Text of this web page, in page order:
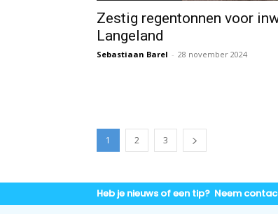
Zestig regentonnen voor
Langeland
Sebastiaan Barel - 28 november 2024
1 2 3
Heb je nieuws of een tip? Neem